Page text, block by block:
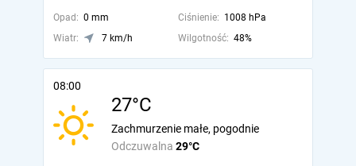
Opad: 0 mm Ciśnienie: 1008 hPa
Wiatr:
7 km/h Wilgotność: 48%
08:00
27°C
Odczuwalna 29°C
Zachmurzenie małe, pogodnie